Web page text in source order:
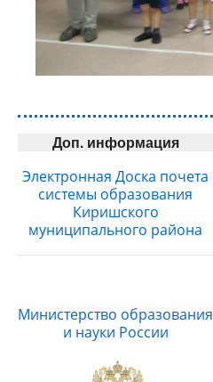
Доп. информация
Электронная Доска почета
системы образования
Киришского
муниципального района
Министерство образования
и науки России